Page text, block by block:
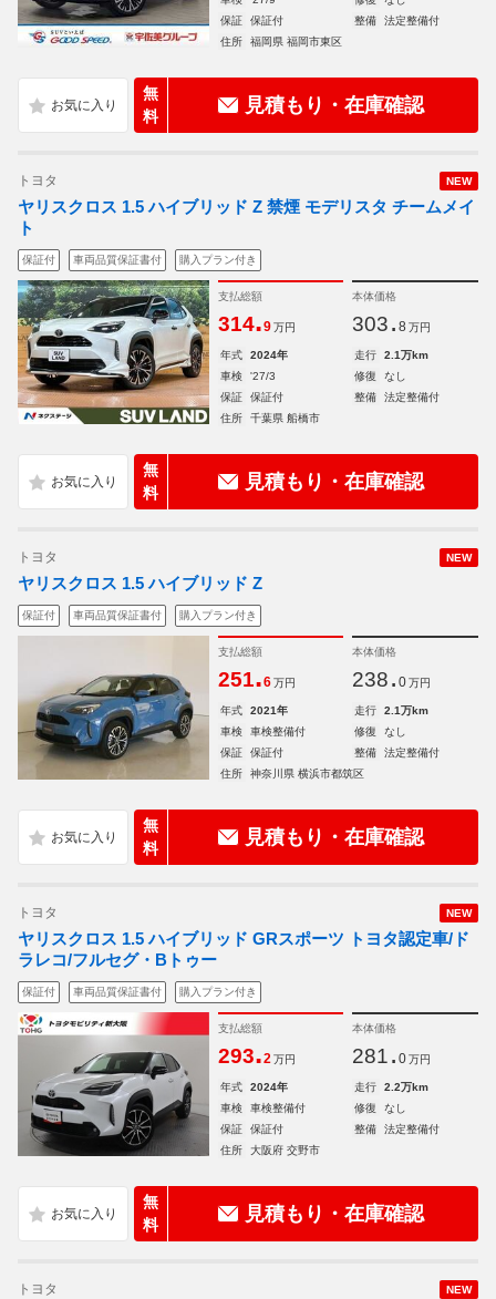
保証
保証付 整備
法定整備付
住所
福岡県 福岡市東区
無
料
見積もり・在庫確認
NEW
トヨタ
ヤリスクロス 1.5 ハイブリッド Z 禁煙 モデリスタ チームメイ
ト
保証付 車両品質保証書付 購入プラン付き
支払総額
314.9 万円
本体価格
303. 8 万円
年式 2024年 走行
2.1万km
車検
'27/3 修復
なし
保証
保証付 整備
法定整備付
住所
千葉県 船橋市
無
料
見積もり・在庫確認
NEW
トヨタ
ヤリスクロス 1.5 ハイブリッド Z
保証付 車両品質保証書付 購入プラン付き
支払総額
251.6 万円
本体価格
238. 0 万円
年式 2021年 走行
2.1万km
車検
車検整備付 修復
なし
保証
保証付 整備
法定整備付
住所
神奈川県 横浜市都筑区
無
料
見積もり・在庫確認
NEW
トヨタ
ヤリスクロス 1.5 ハイブリッド GRスポーツ トヨタ認定車/ド
ラレコ/フルセグ・Bトゥー
保証付 車両品質保証書付 購入プラン付き
支払総額
293.2 万円
本体価格
281. 0 万円
年式 2024年 走行
2.2万km
車検
車検整備付 修復
なし
保証
保証付 整備
法定整備付
住所
大阪府 交野市
無
料
見積もり・在庫確認
NEW
トヨタ